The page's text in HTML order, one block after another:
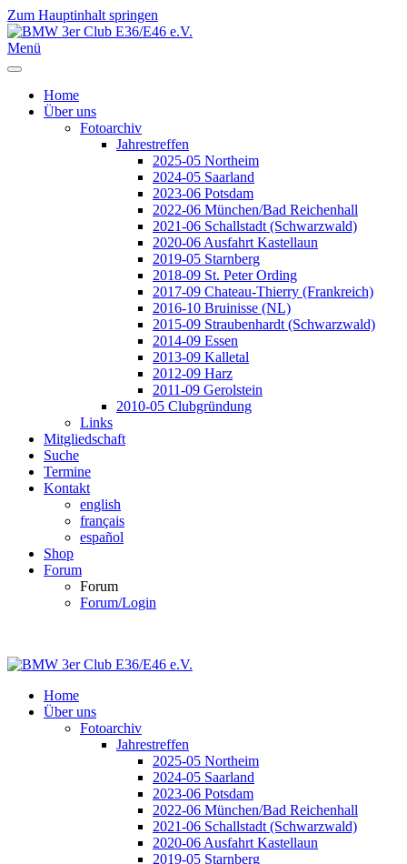
Zum Hauptinhalt springen
Menü
Home
Über uns
Fotoarchiv
Jahrestreffen
2025-05 Northeim
2024-05 Saarland
2023-06 Potsdam
2022-06 München/Bad Reichenhall
2021-06 Schallstadt (Schwarzwald)
2020-06 Ausfahrt Kastellaun
2019-05 Starnberg
2018-09 St. Peter Ording
2017-09 Chateau-Thierry (Frankreich)
2016-10 Bruinisse (NL)
2015-09 Straubenhardt (Schwarzwald)
2014-09 Essen
2013-09 Kalletal
2012-09 Harz
2011-09 Gerolstein
2010-05 Clubgründung
Links
Mitgliedschaft
Suche
Termine
Kontakt
english
français
español
Shop
Forum
Forum
Forum/Login
Home
Über uns
Fotoarchiv
Jahrestreffen
2025-05 Northeim
2024-05 Saarland
2023-06 Potsdam
2022-06 München/Bad Reichenhall
2021-06 Schallstadt (Schwarzwald)
2020-06 Ausfahrt Kastellaun
2019-05 Starnberg
Jahr
Monat
Jahr
Monat